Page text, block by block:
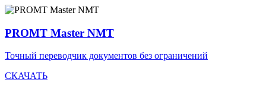
PROMT Master NMT
Точный переводчик документов без ограничений
СКАЧАТЬ